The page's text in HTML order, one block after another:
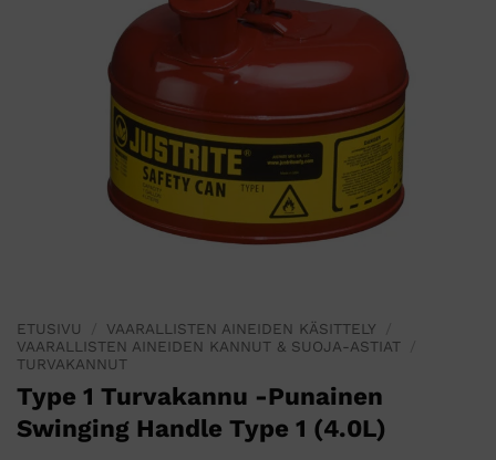
ETUSIVU VAARALLISTEN AINEIDEN KÄSITTELY
VAARALLISTEN AINEIDEN KANNUT & SUOJA-ASTIAT
TURVAKANNUT
Type 1 Turvakannu -Punainen
Swinging Handle Type 1 (4.0L)